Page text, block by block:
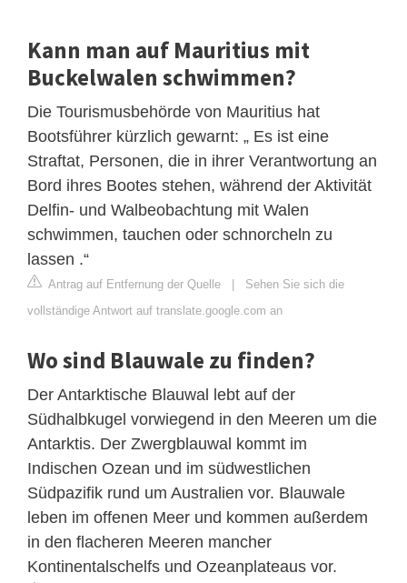
Kann man auf Mauritius mit
Buckelwalen schwimmen?
Die Tourismusbehörde von Mauritius hat
Bootsführer kürzlich gewarnt: „ Es ist eine
Straftat, Personen, die in ihrer Verantwortung an
Bord ihres Bootes stehen, während der Aktivität
Delfin- und Walbeobachtung mit Walen
schwimmen, tauchen oder schnorcheln zu
lassen .“
Antrag auf Entfernung der Quelle | Sehen Sie sich die
vollständige Antwort auf translate.google.com an
Wo sind Blauwale zu finden?
Der Antarktische Blauwal lebt auf der
Südhalbkugel vorwiegend in den Meeren um die
Antarktis. Der Zwergblauwal kommt im
Indischen Ozean und im südwestlichen
Südpazifik rund um Australien vor. Blauwale
leben im offenen Meer und kommen außerdem
in den flacheren Meeren mancher
Kontinentalschelfs und Ozeanplateaus vor.